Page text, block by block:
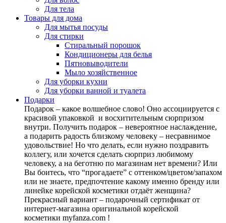
Для тела
Товары для дома
Для мытья посуды
Для стирки
Стиральный порошок
Кондиционеры для белья
Пятновыводители
Мыло хозяйственное
Для уборки кухни
Для уборки ванной и туалета
Подарки
Подарок – какое волшебное слово! Оно ассоциируется с
красивой упаковкой и восхитительным сюрпризом
внутри. Получить подарок – невероятное наслаждение,
а подарить радость близкому человеку – несравнимое
удовольствие! Но что делать, если нужно поздравить
коллегу, или хочется сделать сюрприз любимому
человеку, а на беготню по магазинам нет времени? Или
Вы боитесь, что “прогадаете” с оттенком/цветом/запахом
или не знаете, предпочтение какому именно бренду или
линейке корейской косметики отдаёт женщина?
Прекрасный вариант – подарочный сертификат от
интернет-магазина оригинальной корейской
косметики myfanza.com !